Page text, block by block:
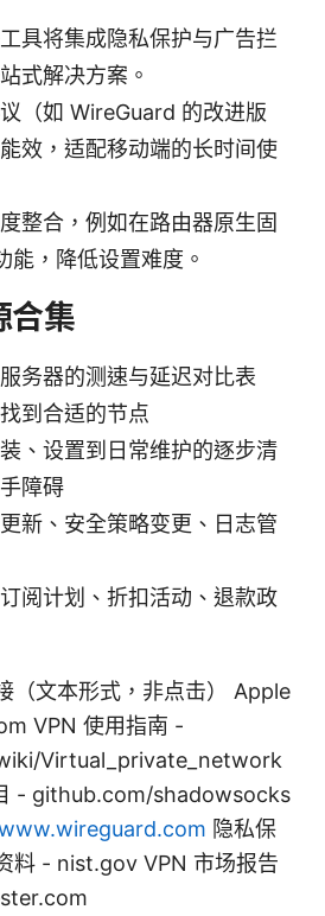
具将集成隐私保护与广告拦
式解决方案。
（如 WireGuard 的改进版
效，适配移动端的长时间使
整合，例如在路由器原生固
能，降低设置难度。
合集
务器的测速与延迟对比表
到合适的节点
、设置到日常维护的逐步清
障碍
新、安全策略变更、日志管
阅计划、折扣活动、退款政
（文本形式，非点击） Apple
VPN 使用指南 -
Virtual_private_network
- github.com/shadowsocks
隐私保
料 - nist.gov VPN 市场报告